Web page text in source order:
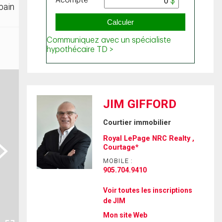
JIM GIFFORD
Courtier immobilier
Royal LePage NRC Realty ,
Courtage*
MOBILE :
905.704.9410
Voir toutes les inscriptions
de JIM
Mon site Web